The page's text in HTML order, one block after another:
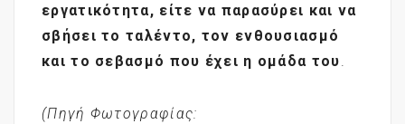
εργατικότητα, είτε να παρασύρει και να
σβήσει το ταλέντο, τον ενθουσιασμό
και το σεβασμό που έχει η ομάδα του
(Πηγή Φωτογραφίας: